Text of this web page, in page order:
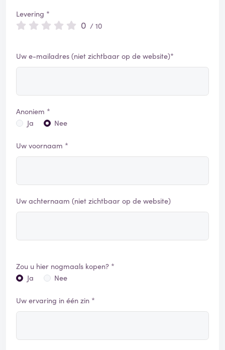
Levering *
0 / 10
Uw e-mailadres (niet zichtbaar op de website)*
Anoniem *
Ja
Nee
Uw voornaam *
Uw achternaam (niet zichtbaar op de website)
Zou u hier nogmaals kopen? *
Ja
Nee
Uw ervaring in één zin *